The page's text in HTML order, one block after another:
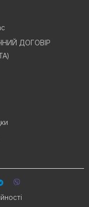
ДОГОВІР